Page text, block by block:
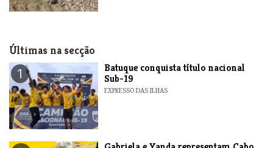
Últimas na secção
1
​Batuque conquista título nacional
Sub-19
EXPRESSO DAS ILHAS